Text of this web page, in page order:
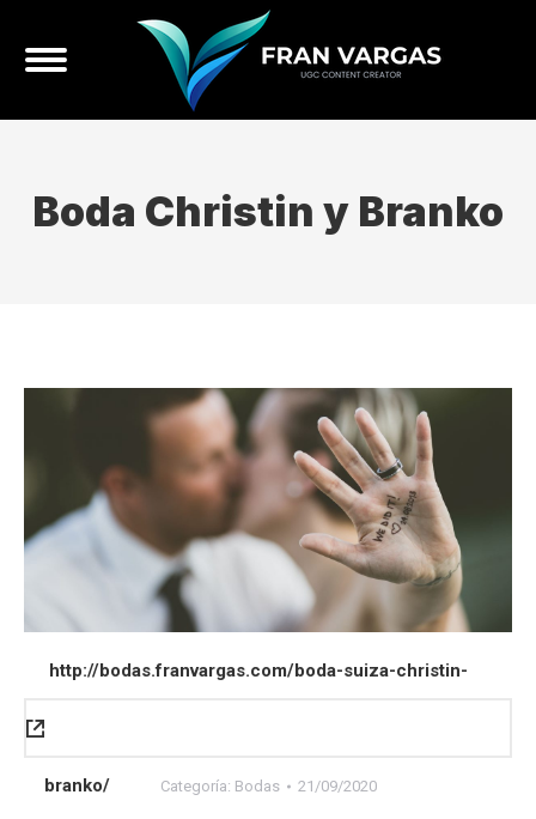
Boda Christin y Branko
http://bodas.franvargas.com/boda-suiza-christin-
branko/ Categoría: Bodas 21/09/2020